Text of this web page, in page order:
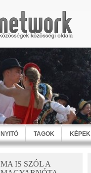
NYITÓ TAGOK KÉPEK
MA IS SZÓL A